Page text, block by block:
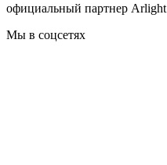
официальный партнер Arlight
Мы в соцсетях